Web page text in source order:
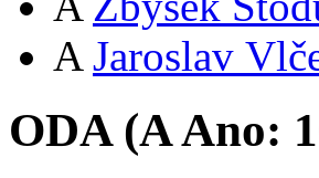
A Jaroslav
ODA (AAno: